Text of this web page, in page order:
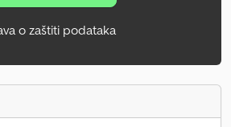
o zaštiti podataka